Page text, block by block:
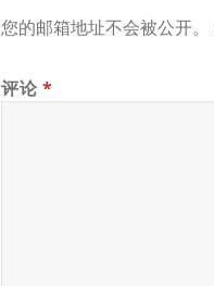
您的邮箱地址不会被公开。
评论*